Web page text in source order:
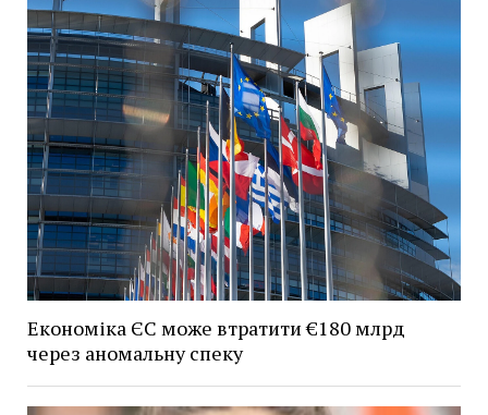
Економіка ЄС може втратити €180 млрд
через аномальну спеку